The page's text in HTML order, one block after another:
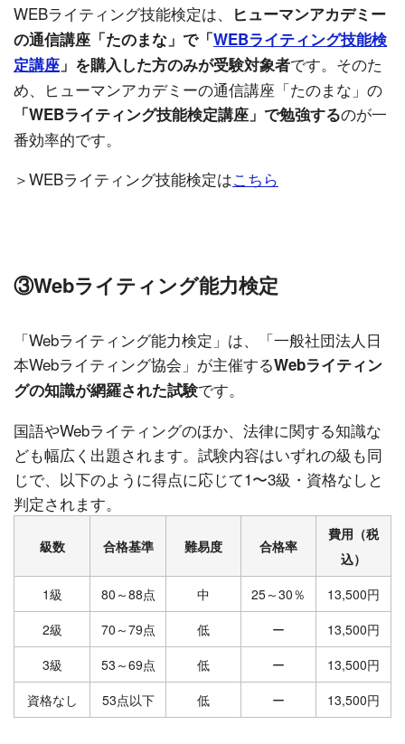
WEBライティング技能検定は、
ヒューマンアカデミー
の通信講座「たのまな」で「WEBライティング技能検
定講座 」を購入した方のみが受験対象者です。そのた
め、ヒューマンアカデミーの通信講座「たのまな」の
「WEBライティング技能検定講座」で勉強するのが一
番効率的です。
＞WEBライティング技能検定はこちら
③Webライティング能力検定
「Webライティング能力検定」は、「一般社団法人日
本Webライティング協会」が主催するWebライティン
グの知識が網羅された試験です。
国語やWebライティングのほか、法律に関する知識な
ども幅広く出題されます。試験内容はいずれの級も同
じで、以下のように得点に応じて1〜3級・資格なしと
判定されます。
級数 合格基準 難易度 合格率
費用（税
込）
1級
80～88点 中 25～30％
13,500円
2級
70～79点 低 ー
13,500円
3級
53～69点 低 ー
13,500円
資格なし
53点以下 低 ー 13,500円